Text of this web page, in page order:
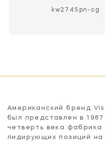
kw2745pn-cg
Американский бренд
был представлен в
четверть века фабрика
лидирующих позиций